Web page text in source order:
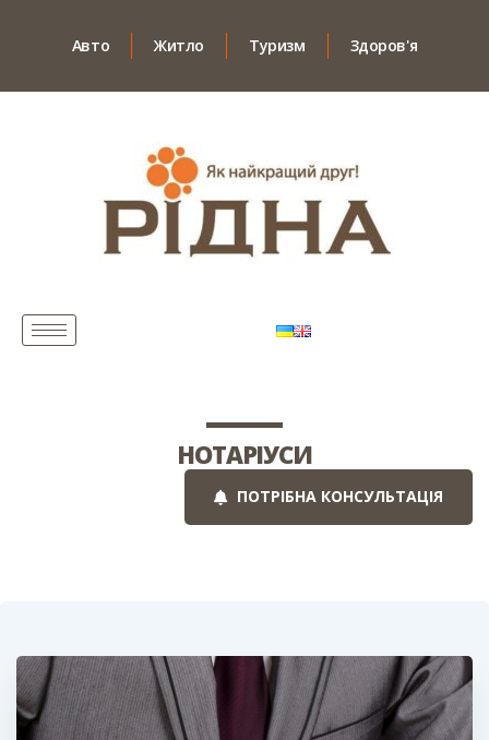
Авто Житло Туризм Здоров'я
НОТАРІУСИ
ПОТРІБНА КОНСУЛЬТАЦІЯ